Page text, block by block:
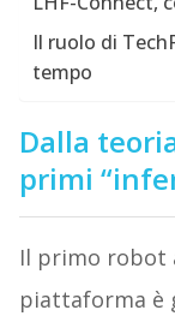
Il ruolo di
tempo
Dalla
primi
Il primo robot
piattaforma è